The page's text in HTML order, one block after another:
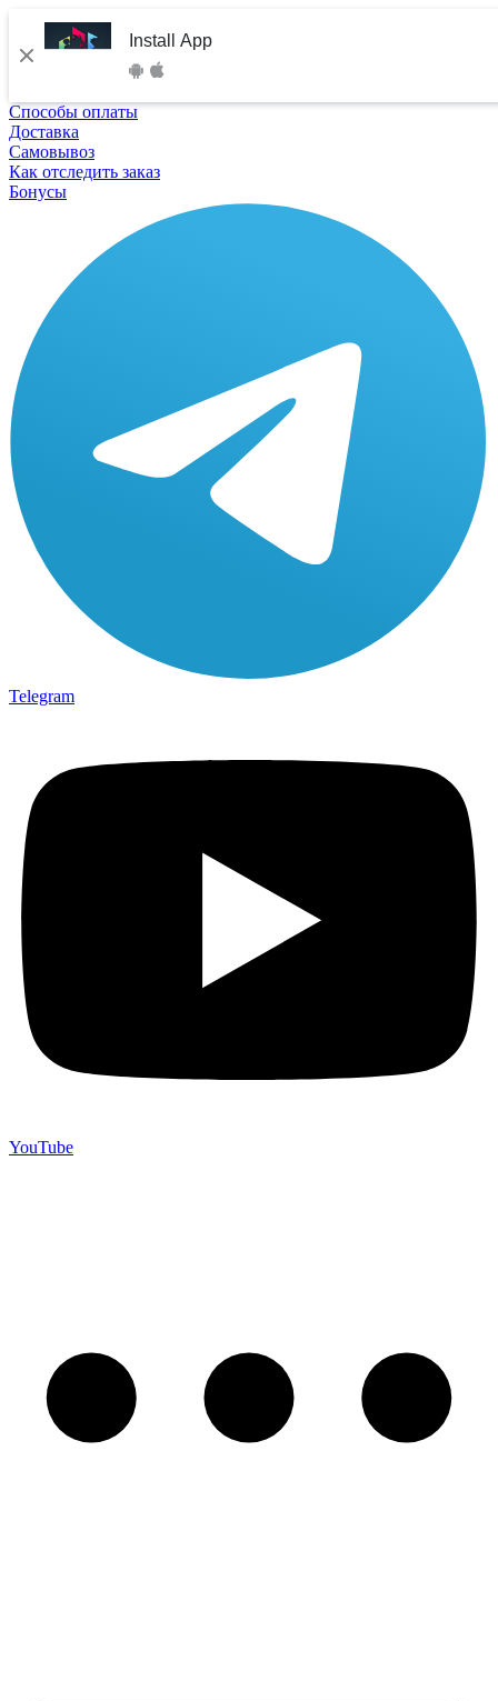
Install App
Способы оплаты
Доставка
Самовывоз
Как отследить заказ
Бонусы
Telegram
YouTube